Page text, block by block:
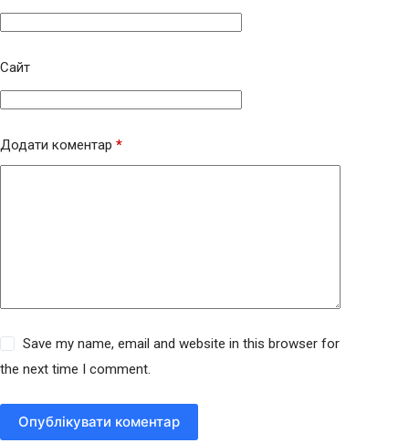
Сайт
Додати коментар *
Save my name, email and website in this browser for
the next time I comment.
Опублікувати коментар